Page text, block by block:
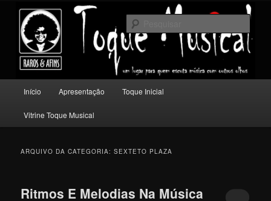
conteúdo
principal
conteúdo
secundário
Toque Musical
Um lugar para quem escuta música com outros olhos.
principal
Início Apresentação Toque Inicial
Vitrine Toque Musical
ARQUIVO DA CATEGORIA:SEXTETO PLAZA
Ritmos E Melodias Na Música